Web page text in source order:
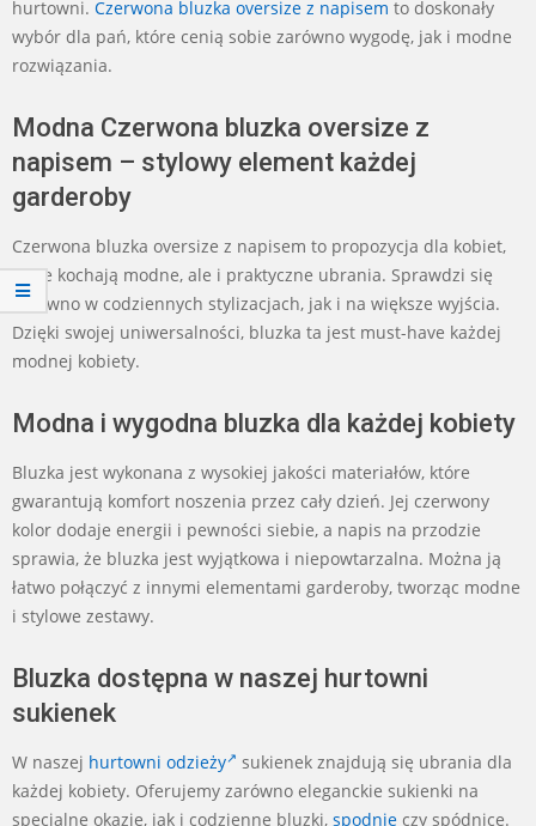
hurtowni. Czerwona bluzka oversize z napisem to doskonały
wybór dla pań, które cenią sobie zarówno wygodę, jak i modne
rozwiązania.
Modna Czerwona bluzka oversize z
napisem – stylowy element każdej
garderoby
Czerwona bluzka oversize z napisem to propozycja dla kobiet,
które kochają modne, ale i praktyczne ubrania. Sprawdzi się
zarówno w codziennych stylizacjach, jak i na większe wyjścia.
Dzięki swojej uniwersalności, bluzka ta jest must-have każdej
modnej kobiety.
Modna i wygodna bluzka dla każdej kobiety
Bluzka jest wykonana z wysokiej jakości materiałów, które
gwarantują komfort noszenia przez cały dzień. Jej czerwony
kolor dodaje energii i pewności siebie, a napis na przodzie
sprawia, że bluzka jest wyjątkowa i niepowtarzalna. Można ją
łatwo połączyć z innymi elementami garderoby, tworząc modne
i stylowe zestawy.
Bluzka dostępna w naszej hurtowni
sukienek
W naszej hurtowni odzieży
sukienek znajdują się ubrania dla
każdej kobiety. Oferujemy zarówno eleganckie sukienki na
specjalne okazje, jak i codzienne bluzki, spodnie czy spódnice.